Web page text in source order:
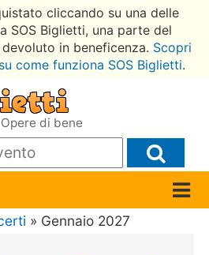
cliccando su una delle
SOS Biglietti, una parte del
in beneficenza. Scopri
come funziona SOS Biglietti.
Opere di bene
» Gennaio 2027